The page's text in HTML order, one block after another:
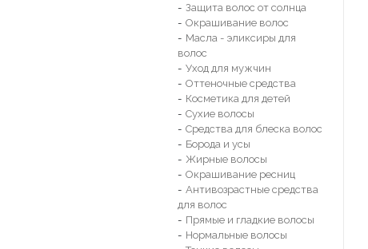
Защита волос от солнца
Окрашивание волос
Масла - эликсиры для
волос
Уход для мужчин
Оттеночные средства
Косметика для детей
Сухие волосы
Средства для блеска волос
Борода и усы
Жирные волосы
Окрашивание ресниц
Антивозрастные средства
для волос
Прямые и гладкие волосы
Нормальные волосы